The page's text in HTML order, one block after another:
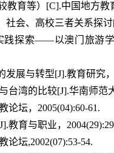
育等）[C].中国地方教
会、高校三者关系探讨
探索——以澳门旅游
展与转型[J].教育研究，
湾的比较[J].华南师范
论坛，2005(04):60-61.
教育与职业，
论坛,2002(07):53-54.